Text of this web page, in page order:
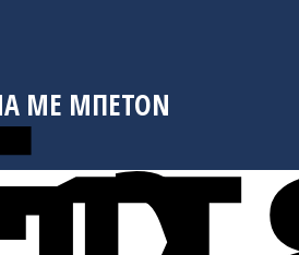
ΜΕ ΜΠΕΤΟΝ